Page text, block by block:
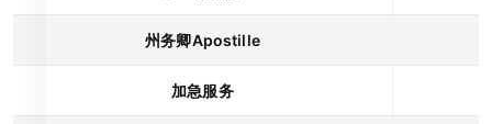
州务卿Apostille
加急服务